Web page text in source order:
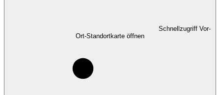
Schnellzugriff Vor-
Ort-Standortkarte öffnen